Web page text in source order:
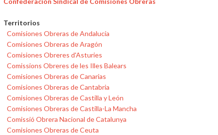
Territorios
Comisiones Obreras de Andalucía
Comisiones Obreras de Aragón
Comisiones Obreres d'Asturies
Comissions Obreres de les Illes Balears
Comisiones Obreras de Canarias
Comisiones Obreras de Cantabria
Comisiones Obreras de Castilla y León
Comisiones Obreras de Castilla-La Mancha
Comissió Obrera Nacional de Catalunya
Comisiones Obreras de Ceuta